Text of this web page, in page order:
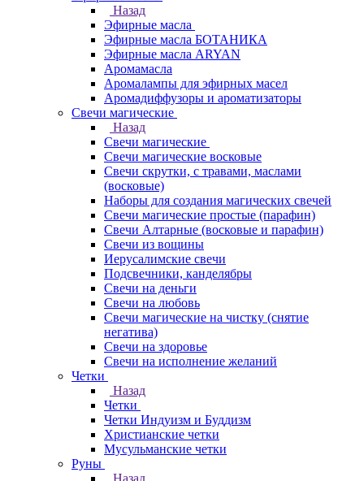
Назад
Эфирные масла
Эфирные масла БОТАНИКА
Эфирные масла ARYAN
Аромамасла
Аромалампы для эфирных масел
Аромадиффузоры и ароматизаторы
Свечи магические
Назад
Свечи магические
Свечи магические восковые
Свечи скрутки, с травами, маслами
(восковые)
Наборы для создания магических свечей
Свечи магические простые (парафин)
Свечи Алтарные (восковые и парафин)
Свечи из вощины
Иерусалимские свечи
Подсвечники, канделябры
Свечи на деньги
Свечи на любовь
Свечи магические на чистку (снятие
негатива)
Свечи на здоровье
Свечи на исполнение желаний
Четки
Назад
Четки
Четки Индуизм и Буддизм
Христианские четки
Мусульманские четки
Руны
Назад